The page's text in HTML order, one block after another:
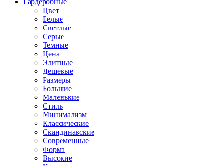
Гардеробные
Цвет
Белые
Светлые
Серые
Темные
Цена
Элитные
Дешевые
Размеры
Большие
Маленькие
Стиль
Минимализм
Классические
Скандинавские
Современные
Форма
Высокие